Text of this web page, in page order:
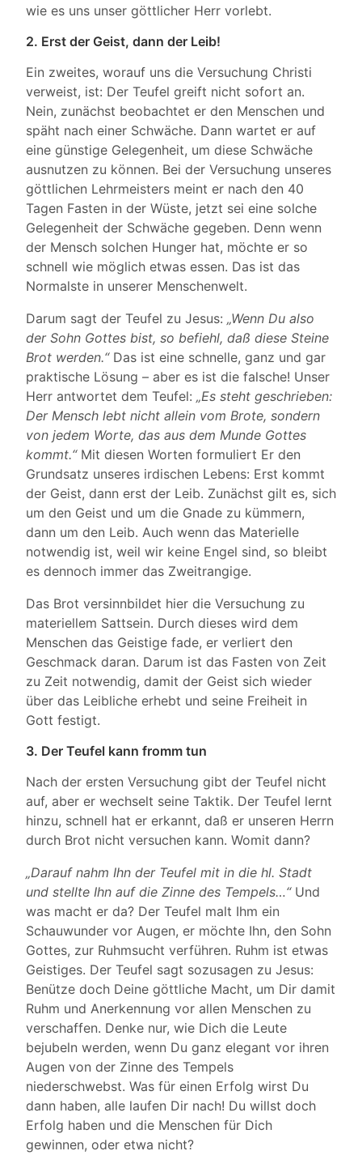
wie es uns unser göttlicher Herr vorlebt.
2. Erst der Geist, dann der Leib!
Ein zweites, worauf uns die Versuchung Christi
verweist, ist: Der Teufel greift nicht sofort an.
Nein, zunächst beobachtet er den Menschen und
späht nach einer Schwäche. Dann wartet er auf
eine günstige Gelegenheit, um diese Schwäche
ausnutzen zu können. Bei der Versuchung unseres
göttlichen Lehrmeisters meint er nach den 40
Tagen Fasten in der Wüste, jetzt sei eine solche
Gelegenheit der Schwäche gegeben. Denn wenn
der Mensch solchen Hunger hat, möchte er so
schnell wie möglich etwas essen. Das ist das
Normalste in unserer Menschenwelt.
Darum sagt der Teufel zu Jesus: „Wenn Du also
der Sohn Gottes bist, so befiehl, daß diese Steine
Brot werden.“Das ist eine schnelle, ganz und gar
praktische Lösung – aber es ist die falsche! Unser
Herr antwortet dem Teufel: „Es steht geschrieben:
Der Mensch lebt nicht allein vom Brote, sondern
von jedem Worte, das aus dem Munde Gottes
kommt.“Mit diesen Worten formuliert Er den
Grundsatz unseres irdischen Lebens: Erst kommt
der Geist, dann erst der Leib. Zunächst gilt es, sich
um den Geist und um die Gnade zu kümmern,
dann um den Leib. Auch wenn das Materielle
notwendig ist, weil wir keine Engel sind, so bleibt
es dennoch immer das Zweitrangige.
Das Brot versinnbildet hier die Versuchung zu
materiellem Sattsein. Durch dieses wird dem
Menschen das Geistige fade, er verliert den
Geschmack daran. Darum ist das Fasten von Zeit
zu Zeit notwendig, damit der Geist sich wieder
über das Leibliche erhebt und seine Freiheit in
Gott festigt.
3. Der Teufel kann fromm tun
Nach der ersten Versuchung gibt der Teufel nicht
auf, aber er wechselt seine Taktik. Der Teufel lernt
hinzu, schnell hat er erkannt, daß er unseren Herrn
durch Brot nicht versuchen kann. Womit dann?
„Darauf nahm Ihn der Teufel mit in die hl. Stadt
und stellte Ihn auf die Zinne des Tempels…“Und
was macht er da? Der Teufel malt Ihm ein
Schauwunder vor Augen, er möchte Ihn, den Sohn
Gottes, zur Ruhmsucht verführen. Ruhm ist etwas
Geistiges. Der Teufel sagt sozusagen zu Jesus:
Benütze doch Deine göttliche Macht, um Dir damit
Ruhm und Anerkennung vor allen Menschen zu
verschaffen. Denke nur, wie Dich die Leute
bejubeln werden, wenn Du ganz elegant vor ihren
Augen von der Zinne des Tempels
niederschwebst. Was für einen Erfolg wirst Du
dann haben, alle laufen Dir nach! Du willst doch
Erfolg haben und die Menschen für Dich
gewinnen, oder etwa nicht?